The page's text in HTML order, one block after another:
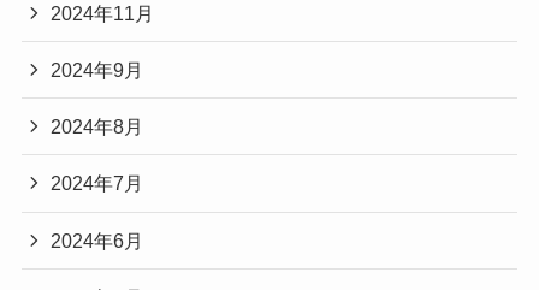
2024年11月
2024年9月
2024年8月
2024年7月
2024年6月